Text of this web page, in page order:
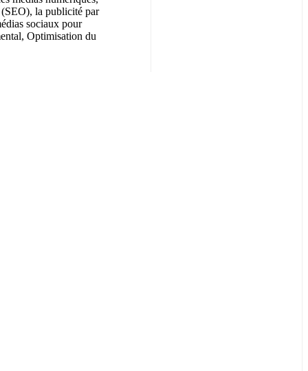
(SEO), la publicité par
sociaux pour
Optimisation du